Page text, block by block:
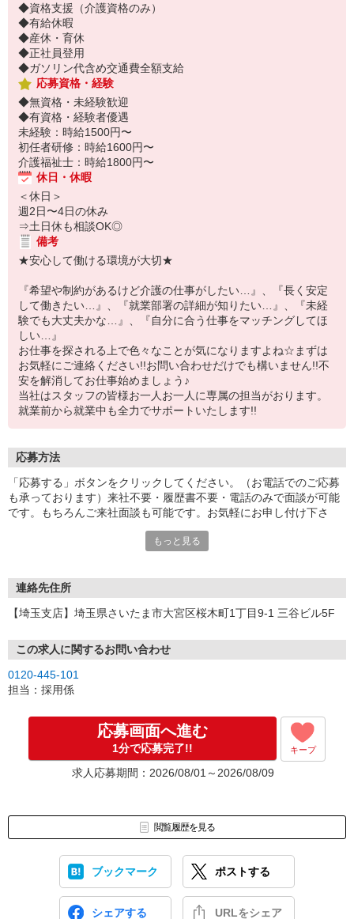
◆資格支援（介護資格のみ）
◆有給休暇
◆産休・育休
◆正社員登用
◆ガソリン代含め交通費全額支給
応募資格・経験
◆無資格・未経験歓迎
◆有資格・経験者優遇
未経験：時給1500円〜
初任者研修：時給1600円〜
介護福祉士：時給1800円〜
休日・休暇
＜休日＞
週2日〜4日の休み
⇒土日休も相談OK◎
備考
★安心して働ける環境が大切★
『希望や制約があるけど介護の仕事がしたい…』、『長く安定
して働きたい…』、『就業部署の詳細が知りたい…』、『未経
験でも大丈夫かな…』、『自分に合う仕事をマッチングしてほ
しい…』
お仕事を探される上で色々なことが気になりますよね☆まずは
お気軽にご連絡ください!!お問い合わせだけでも構いません!!不
安を解消してお仕事始めましょう♪
当社はスタッフの皆様お一人お一人に専属の担当がおります。
就業前から就業中も全力でサポートいたします!!
応募方法
「応募する」ボタンをクリックしてください。（お電話でのご応募
も承っております）来社不要・履歴書不要・電話のみで面談が可能
です。もちろんご来社面談も可能です。お気軽にお申し付け下さ
もっと見る
連絡先住所
【埼玉支店】埼玉県さいたま市大宮区桜木町1丁目9-1 三谷ビル5F
この求人に関するお問い合わせ
0120-445-101
担当：採用係
応募画面へ進む
1分で応募完了!! キープ
求人応募期間：2026/08/01～2026/08/09
閲覧履歴を見る
ブックマーク ポストする
シェアする URLをシェア